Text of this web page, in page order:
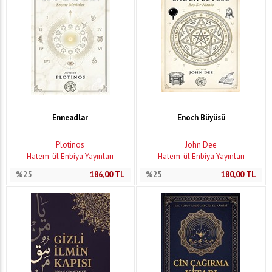
Enneadlar
Plotinos
Hatem-ül Enbiya Yayınları
%25
186,00TL
Enoch Büyüsü
John Dee
Hatem-ül Enbiya Yayınları
%25
180,00TL